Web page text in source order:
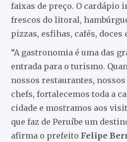
faixas de preço. O cardápio
frescos do litoral,
pizzas, esfihas, cafés, doces
“A gastronomia é uma das
entrada para o turismo.
nossos restaurantes,
chefs, fortalecemos toda a
cidade e mostramos aos
que faz de Peruíbe um
afirma o prefeito Felipe